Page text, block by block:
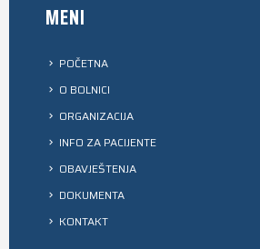
MENI
POČETNA
O BOLNICI
ORGANIZACIJA
INFO ZA PACIJENTE
OBAVJEŠTENJA
DOKUMENTA
KONTAKT